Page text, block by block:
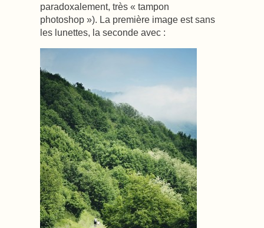
paradoxalement, très « tampon
photoshop »). La première image est sans
les lunettes, la seconde avec :